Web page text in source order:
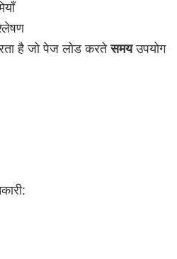
है जो पेज लोड करतेसमयउपयोग